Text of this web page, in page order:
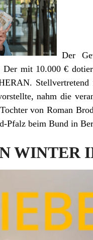
Der
mit 10.000 €
nahm die
von Roman
Pfalz beim Bund in
WINTER